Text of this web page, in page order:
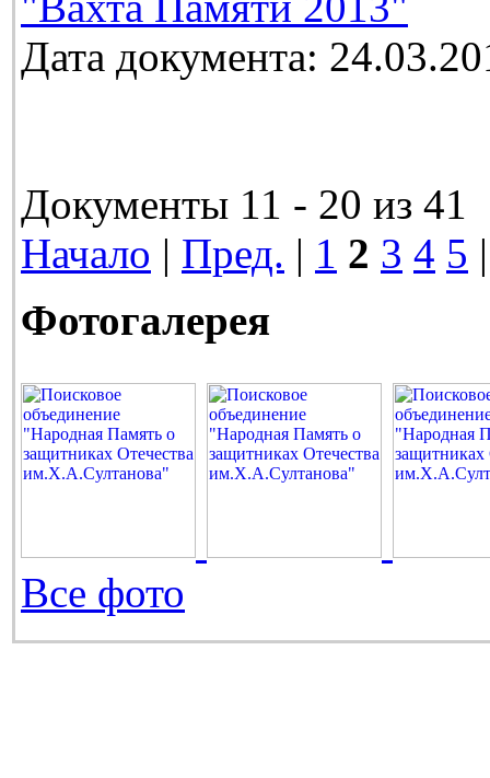
Дата документа:
Документы 11 - 20 из 41
Начало | Пред. | 1 2 3 4 5
Фотогалерея
Все фото